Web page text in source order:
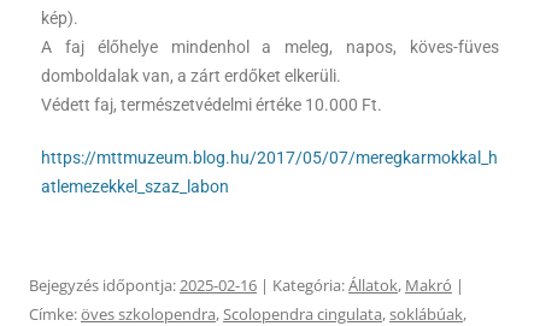
kép).
A faj élőhelye mindenhol a meleg, napos, köves-füves
domboldalak van, a zárt erdőket elkerüli.
Védett faj, természetvédelmi értéke 10.000 Ft.
https://mttmuzeum.blog.hu/2017/05/07/meregkarmokkal_h
atlemezekkel_szaz_labon
Bejegyzés időpontja: 2025-02-16 | Kategória:Állatok, Makró |
Címke:öves szkolopendra, Scolopendra cingulata,soklábúak,